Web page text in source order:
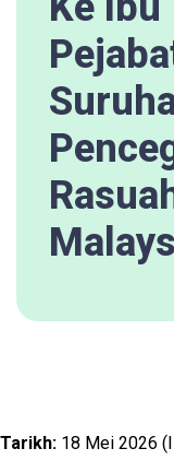
Tarikh: 18 Mei 2026